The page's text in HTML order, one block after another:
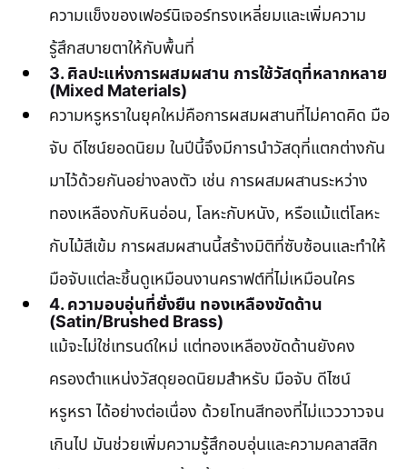
ความแข็งของเฟอร์นิเจอร์ทรงเหลี่ยมและเพิ่มความ
รู้สึกสบายตาให้กับพื้นที่
3. ศิลปะแห่งการผสมผสาน การใช้วัสดุที่หลากหลาย
(Mixed Materials)
ความหรูหราในยุคใหม่คือการผสมผสานที่ไม่คาดคิด มือ
จับ ดีไซน์ยอดนิยม ในปีนี้จึงมีการนำวัสดุที่แตกต่างกัน
มาไว้ด้วยกันอย่างลงตัว เช่น การผสมผสานระหว่าง
ทองเหลืองกับหินอ่อน, โลหะกับหนัง, หรือแม้แต่โลหะ
กับไม้สีเข้ม การผสมผสานนี้สร้างมิติที่ซับซ้อนและทำให้
มือจับแต่ละชิ้นดูเหมือนงานคราฟต์ที่ไม่เหมือนใคร
4. ความอบอุ่นที่ยั่งยืน ทองเหลืองขัดด้าน
(Satin/Brushed Brass)
แม้จะไม่ใช่เทรนด์ใหม่ แต่ทองเหลืองขัดด้านยังคง
ครองตำแหน่งวัสดุยอดนิยมสำหรับ มือจับ ดีไซน์
หรูหรา ได้อย่างต่อเนื่อง ด้วยโทนสีทองที่ไม่แวววาวจน
เกินไป มันช่วยเพิ่มความรู้สึกอบอุ่นและความคลาสสิก